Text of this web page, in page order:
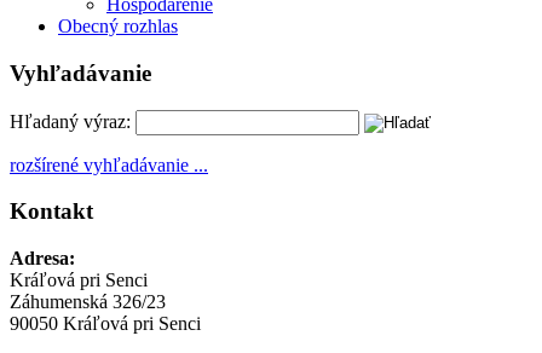
Hospodárenie
Obecný rozhlas
Vyhľadávanie
Hľadaný výraz:
rozšírené vyhľadávanie ...
Kontakt
Adresa:
Kráľová pri Senci
Záhumenská 326/23
90050 Kráľová pri Senci